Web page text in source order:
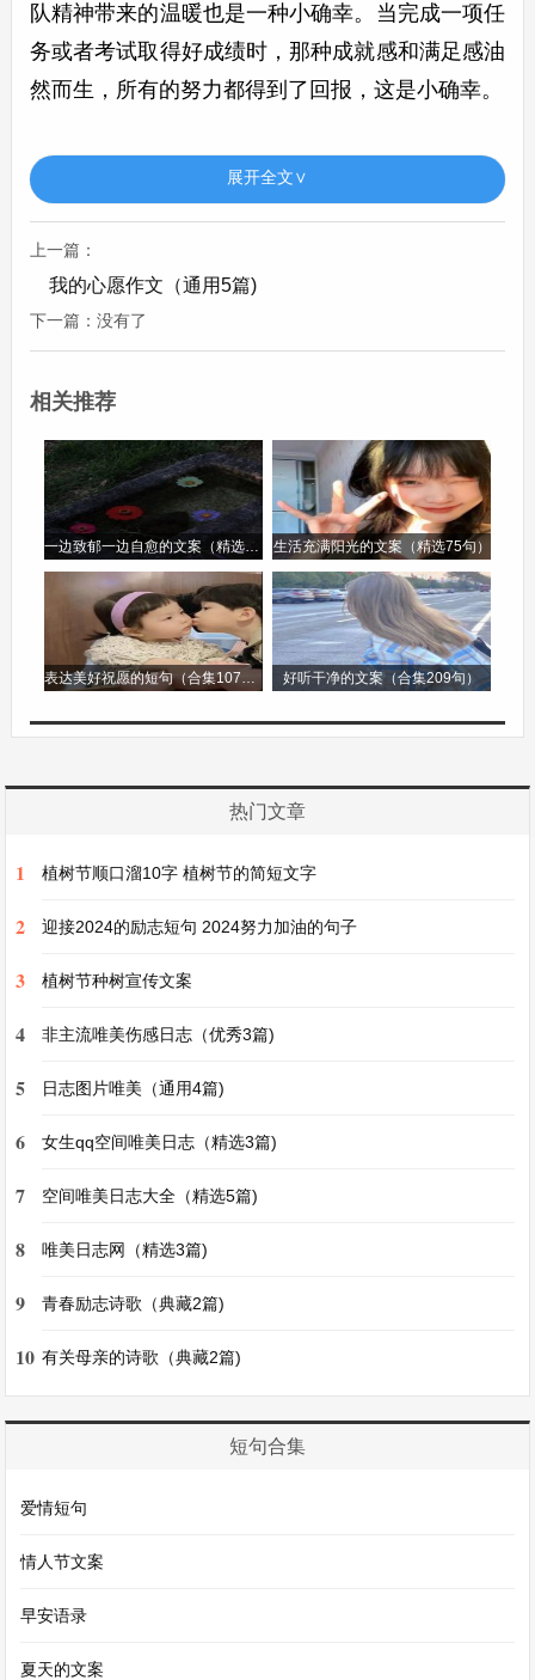
队精神带来的温暖也是一种小确幸。当完成一项任
务或者考试取得好成绩时，那种成就感和满足感油
然而生，所有的努力都得到了回报，这是小确幸。
傍晚，回到家，换上舒适的睡衣，窝在沙发里，打
开一本自己喜欢的书或者看一部喜欢的电影。随着
故事的发展，自己的情绪也被牵动，时而欢笑，时
而沉思。在这个小小的空间里，能够尽情地放松自
己，忘却外界的喧嚣和烦恼，这无疑是一种小确
幸。生活中的小确幸无处不在，只要我们用心去感
受，就能发现这些微小而美好的事物，让我们的生
作文600字第2篇
作文600字
《那一抹难忘的风景》
生活中，总有一些风景能深深地印刻在我们的脑海
之中，成为难以忘怀的记忆。那一抹风景，或许是
大自然馈赠的壮丽山河，或许是街头巷尾不经意间
我曾在一次旅行中看到过令人心醉的风景。那是一
片宁静的湖泊，湖水清澈得如同镜子一般，倒映着
光洒在湖面上，波光粼粼，仿佛无数的钻石在水面
上跳动。湖岸边，是郁郁葱葱的树林，树叶在微风
的声音，构成了大自然最美妙的乐章。我静静地坐
在湖边的石头上，沉浸在这片宁静而又充满生机的
还有一次，在城市的角落里看到的画面也成为了我
上的行人匆匆忙忙地往家赶。在一个公交站台边，
记带钱坐公交了。就在他不知所措的时候，一位年
人感激地看着女孩，女孩只是轻轻地摇了摇头，说
了句“没关系”。这个小小的举动，在那个有些寒冷
展开全文∨
上一篇：
我的心愿作文（通用5篇)
下一篇：没有了
相关推荐
一边致郁一边自愈的文案（精选96句） 生活充满阳光的文案（精选75句）
表达美好祝愿的短句（合集107句） 好听干净的文案（合集209句）
热门文章
1 植树节顺口溜10字 植树节的简短文字
2 迎接2024的励志短句 2024努力加油的句子
3 植树节种树宣传文案
4 非主流唯美伤感日志（优秀3篇)
5 日志图片唯美（通用4篇)
6 女生qq空间唯美日志（精选3篇)
7 空间唯美日志大全（精选5篇)
8 唯美日志网（精选3篇)
9 青春励志诗歌（典藏2篇)
10 有关母亲的诗歌（典藏2篇)
短句合集
爱情短句
情人节文案
早安语录
夏天的文案